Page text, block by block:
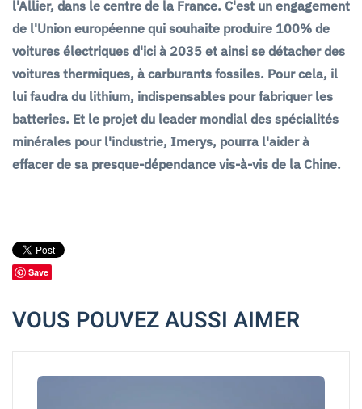
l'Allier, dans le centre de la France. C'est un engagement
de l'Union européenne qui souhaite produire 100% de
voitures électriques d'ici à 2035 et ainsi se détacher des
voitures thermiques, à carburants fossiles. Pour cela, il
lui faudra du lithium, indispensables pour fabriquer les
batteries. Et le projet du leader mondial des spécialités
minérales pour l'industrie, Imerys, pourra l'aider à
effacer de sa presque-dépendance vis-à-vis de la Chine.
Save
VOUS POUVEZ AUSSI AIMER